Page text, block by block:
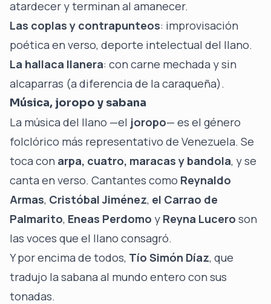
atardecer y terminan al amanecer.
Las coplas y contrapunteos: improvisación
poética en verso, deporte intelectual del llano.
La hallaca llanera: con carne mechada y sin
alcaparras (a diferencia de la caraqueña).
Música, joropo y sabana
La música del llano —el joropo— es el género
folclórico más representativo de Venezuela. Se
toca con arpa, cuatro, maracas y bandola, y se
canta en verso. Cantantes como Reynaldo
Armas, Cristóbal Jiménez, el Carrao de
Palmarito, Eneas Perdomo y Reyna Lucero son
las voces que el llano consagró.
Y por encima de todos, Tío Simón Díaz, que
tradujo la sabana al mundo entero con sus
tonadas.